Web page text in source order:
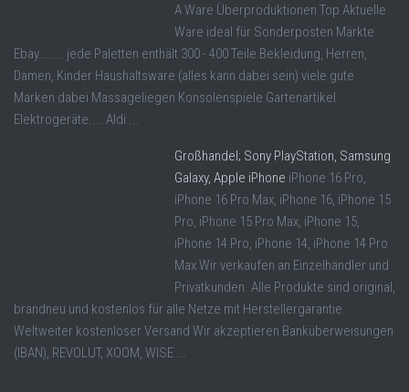
A Ware Überproduktionen Top Aktuelle
Ware ideal für Sonderposten Märkte
Ebay....... jede Paletten enthält 300 - 400 Teile Bekleidung, Herren,
Damen, Kinder Haushaltsware (alles kann dabei sein) viele gute
Marken dabei Massageliegen Konsolenspiele Gartenartikel
Elektrogeräte.... Aldi ...
Großhandel; Sony PlayStation, Samsung
Galaxy, Apple iPhone iPhone 16 Pro,
iPhone 16 Pro Max, iPhone 16, iPhone 15
Pro, iPhone 15 Pro Max, iPhone 15,
iPhone 14 Pro, iPhone 14, iPhone 14 Pro
Max Wir verkaufen an Einzelhändler und
Privatkunden. Alle Produkte sind original,
brandneu und kostenlos für alle Netze mit Herstellergarantie.
Weltweiter kostenloser Versand Wir akzeptieren Banküberweisungen
(IBAN), REVOLUT, XOOM, WISE ...